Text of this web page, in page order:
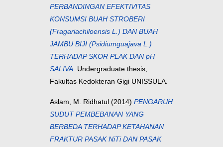
PERBANDINGAN EFEKTIVITAS
KONSUMSI BUAH STROBERI
(Fragariachiloensis L.) DAN BUAH
JAMBU BIJI (Psidiumguajava L.)
TERHADAP SKOR PLAK DAN pH
SALIVA. Undergraduate thesis,
Fakultas Kedokteran Gigi UNISSULA.
Aslam, M. Ridhatul (2014) PENGARUH
SUDUT PEMBEBANAN YANG
BERBEDA TERHADAP KETAHANAN
FRAKTUR PASAK NiTi DAN PASAK